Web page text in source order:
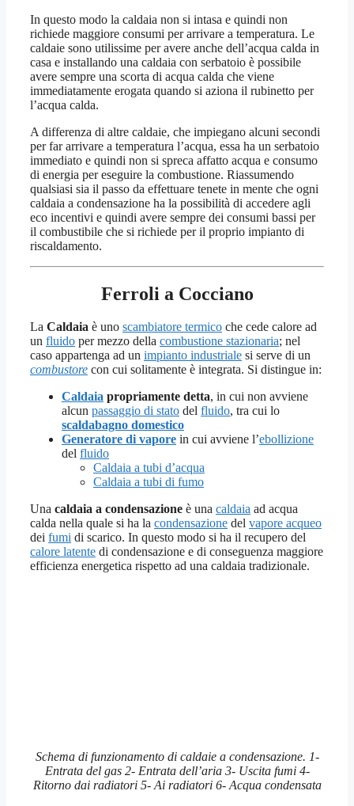
In questo modo la caldaia non si intasa e quindi non
richiede maggiore consumi per arrivare a temperatura. Le
caldaie sono utilissime per avere anche dell’acqua calda in
casa e installando una caldaia con serbatoio è possibile
avere sempre una scorta di acqua calda che viene
immediatamente erogata quando si aziona il rubinetto per
l’acqua calda.
A differenza di altre caldaie, che impiegano alcuni secondi
per far arrivare a temperatura l’acqua, essa ha un serbatoio
immediato e quindi non si spreca affatto acqua e consumo
di energia per eseguire la combustione. Riassumendo
qualsiasi sia il passo da effettuare tenete in mente che ogni
caldaia a condensazione ha la possibilità di accedere agli
eco incentivi e quindi avere sempre dei consumi bassi per
il combustibile che si richiede per il proprio impianto di
riscaldamento.
Ferroli a Cocciano
La Caldaia è uno scambiatore termico che cede calore ad
un fluido per mezzo della combustione stazionaria; nel
caso appartenga ad un impianto industriale si serve di un
combustore con cui solitamente è integrata. Si distingue in:
Caldaia propriamente detta, in cui non avviene
alcun passaggio di stato del fluido, tra cui lo
scaldabagno domestico
Generatore di vapore in cui avviene l’ebollizione
del fluido
Caldaia a tubi d’acqua
Caldaia a tubi di fumo
Una caldaia a condensazione è una caldaia ad acqua
calda nella quale si ha la condensazione del vapore acqueo
dei fumi di scarico. In questo modo si ha il recupero del
calore latente di condensazione e di conseguenza maggiore
efficienza energetica rispetto ad una caldaia tradizionale.
Schema di funzionamento di caldaie a condensazione. 1-
Entrata del gas 2- Entrata dell’aria 3- Uscita fumi 4-
Ritorno dai radiatori 5- Ai radiatori 6- Acqua condensata